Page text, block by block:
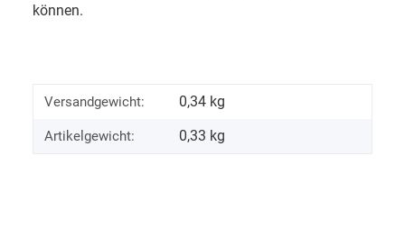
können.
Versandgewicht: 0,34 kg
Artikelgewicht: 0,33 kg